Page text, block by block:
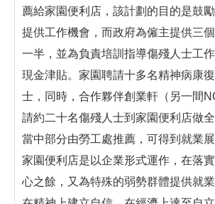
薦給家園便利店，該計劃的目的是鼓
提供工作機會，而政府為僱主提供三
一半，並為負責培訓指導傷殘人士工
現金津貼。家園聘請十多名精神病康
士，同時，合作夥伴創業軒（另一間
請約二十名傷殘人士到家園便利店做
當中部分由勞工處推薦，可得到就業展
家園便利店是以企業形式運作，在落
心之餘，又為特殊的弱勢群體提供就